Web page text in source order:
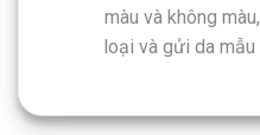
màu và không
loại và gửi da mẫu